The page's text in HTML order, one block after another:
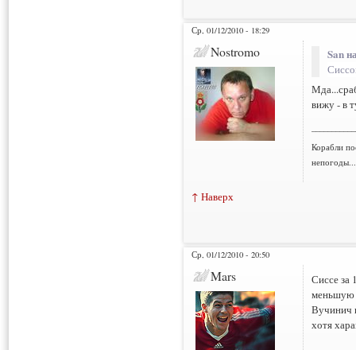
Ср, 01/12/2010 - 18:29
Nostromo San
вижу - в
Корабли
↑ Наверх
Ср, 01/12/2010 - 20:50
Mars
Сиссе за
меньшую
Вучинич
хотя